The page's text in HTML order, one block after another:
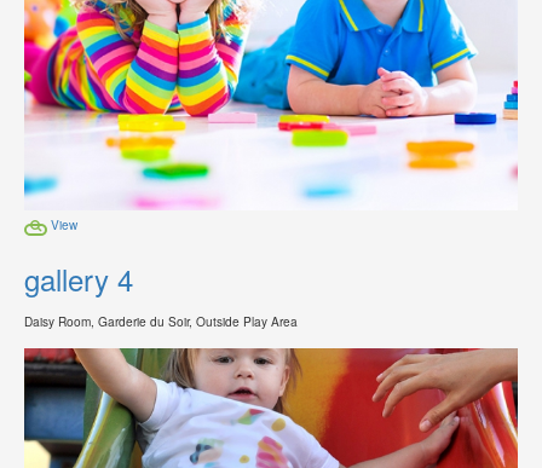
View
gallery 4
Daisy Room, Garderie du Soir, Outside Play Area